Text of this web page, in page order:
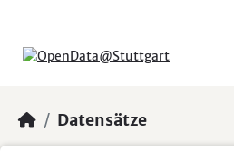
Datensätze